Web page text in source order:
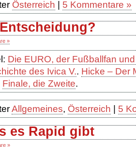
Österreich 5 Kommentare »
»
Die EURO, der Fußballfan
des Ivica V.. Hicke – Der
Finale, die Zweite.
Allgemeines, Österreich 5
es Rapid gibt
»